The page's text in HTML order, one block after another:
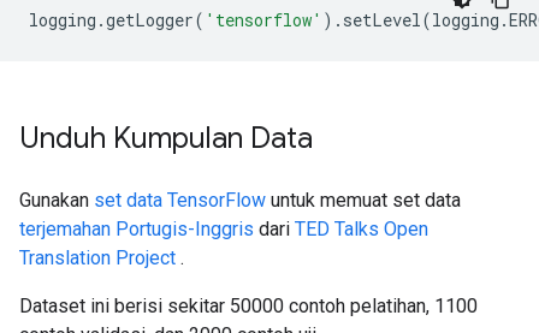
logging .getLogger( 'tensorflow' ). setLevel (logging .
Unduh Kumpulan Data
Gunakan set data TensorFlow untuk memuat set data
terjemahan Portugis-Inggris dari TED Talks Open
Translation Project .
Dataset ini berisi sekitar 50000 contoh pelatihan, 1100